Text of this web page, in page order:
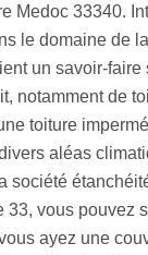
Medoc 33340.
le domaine de
un savoir-faire
notamment de
toiture
aléas
société
33, vous pouvez
ayez une